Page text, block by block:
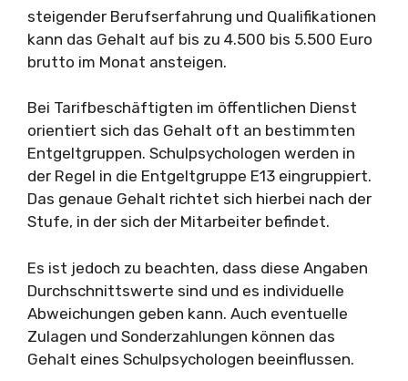
steigender Berufserfahrung und Qualifikationen
kann das Gehalt auf bis zu 4.500 bis 5.500 Euro
brutto im Monat ansteigen.
Bei Tarifbeschäftigten im öffentlichen Dienst
orientiert sich das Gehalt oft an bestimmten
Entgeltgruppen. Schulpsychologen werden in
der Regel in die Entgeltgruppe E13 eingruppiert.
Das genaue Gehalt richtet sich hierbei nach der
Stufe, in der sich der Mitarbeiter befindet.
Es ist jedoch zu beachten, dass diese Angaben
Durchschnittswerte sind und es individuelle
Abweichungen geben kann. Auch eventuelle
Zulagen und Sonderzahlungen können das
Gehalt eines Schulpsychologen beeinflussen.